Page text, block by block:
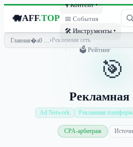
🐗AFF.TOP
🎙 Контент ▾
📅 События
🛠 Инструменты ▾
🗳 Рейтинг
Главная › Рекламная сеть
🎯
Рекламная
Ad Network Рекламная
CPA-арбитраж